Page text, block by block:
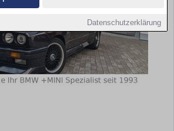
Datenschutzerklärung